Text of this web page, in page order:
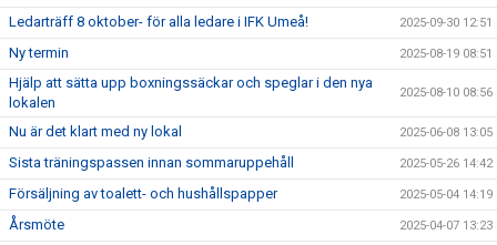
Ledarträff 8 oktober- för alla ledare i IFK Umeå! 2025-09-30 12:51
Ny termin 2025-08-19 08:51
Hjälp att sätta upp boxningssäckar och speglar i den nya
lokalen
2025-08-10 08:56
Nu är det klart med ny lokal 2025-06-08 13:05
Sista träningspassen innan sommaruppehåll 2025-05-26 14:42
Försäljning av toalett- och hushållspapper 2025-05-04 14:19
Årsmöte 2025-04-07 13:23